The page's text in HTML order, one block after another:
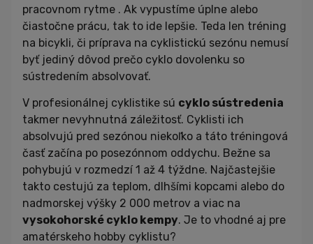
pracovnom rytme . Ak vypustíme úplne alebo
čiastočne prácu, tak to ide lepšie. Teda len tréning
na bicykli, či príprava na cyklistickú sezónu nemusí
byť jediný dôvod prečo cyklo dovolenku so
sústredením absolvovať.
V profesionálnej cyklistike sú cyklo sústredenia
takmer nevyhnutná záležitosť. Cyklisti ich
absolvujú pred sezónou niekoľko a táto tréningová
časť začína po posezónnom oddychu. Bežne sa
pohybujú v rozmedzí 1 až 4 týždne. Najčastejšie
takto cestujú za teplom, dlhšími kopcami alebo do
nadmorskej výšky 2 000 metrov a viac na
vysokohorské cyklo kempy. Je to vhodné aj pre
amatérskeho hobby cyklistu?